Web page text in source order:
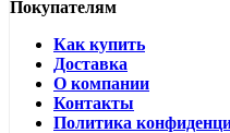
Покупателям
Как купить
Доставка
О компании
Контакты
Политика